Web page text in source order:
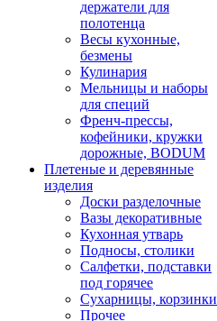
держатели для
полотенца
Весы кухонные,
безмены
Кулинария
Мельницы и наборы
для специй
Френч-прессы,
кофейники, кружки
дорожные, BODUM
Плетеные и деревянные
изделия
Доски разделочные
Вазы декоративные
Кухонная утварь
Подносы, столики
Салфетки, подставки
под горячее
Сухарницы, корзинки
Прочее